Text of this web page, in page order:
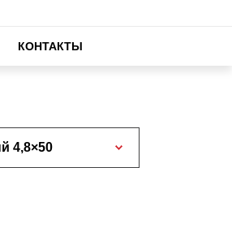
КОНТАКТЫ
4,8×50